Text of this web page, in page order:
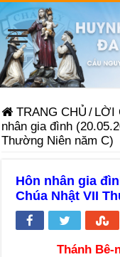
TRANG CHỦ / LỜI
nhân gia đình
Thường Niên năm C)
Hôn nhân gia
Chúa Nhật VII
Thánh Bê-